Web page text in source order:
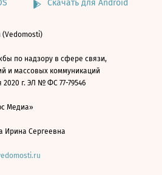
Скачать для Android
(Vedomosti)
по надзору в сфере связи,
и массовых коммуникаций
г. ЭЛ № ФС 77-79546
Медиа»
Ирина Сергеевна